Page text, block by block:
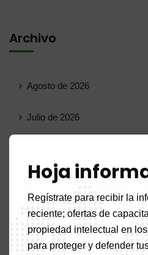
Archivo
Agosto de 2026
Julio de 2026
Mayo de 2026
Abril de 2026
Marzo de 2026
Hoja
Regístrate para recibir la
reciente; ofertas de
propiedad intelectual en
para proteger y defender